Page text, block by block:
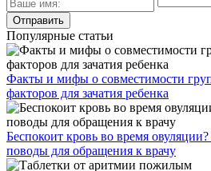
Популярные статьи
Факты и мифы о совместимости
факторов для зачатия ребенка
Беспокоит кровь во время
поводы для обращения к врачу